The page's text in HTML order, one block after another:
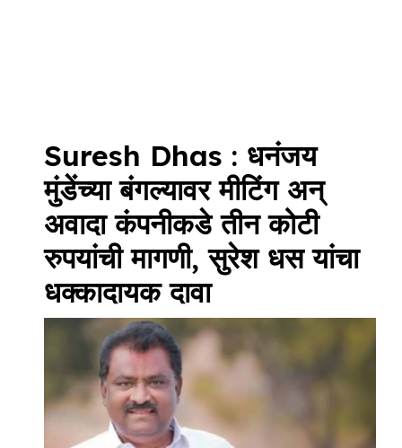
Suresh Dhas : धनंजय
मुंडेंच्या बंगल्यावर मीटिंग अन्
अवादा कंपनीकडे तीन कोटी
रुपयांची मागणी, सुरेश धस यांचा
धक्कादायक दावा